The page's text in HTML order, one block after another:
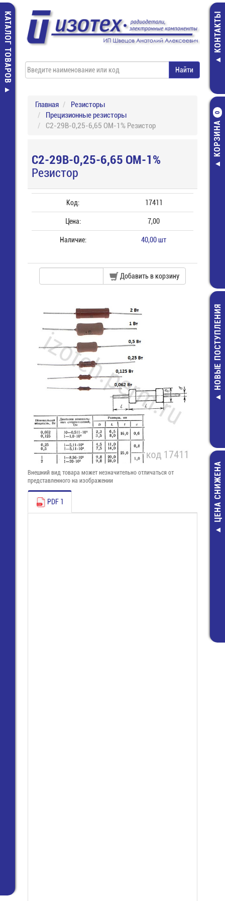
КАТАЛОГ ТОВАРОВ КОНТАКТЫ
КОРЗИНА
0
BC546B
4,00 руб.
НОВЫЕ ПОСТУПЛЕНИЯ
ЦЕНА СНИЖЕНА
Главная
Резисторы
Прецизионные резисторы
С2-29В-0,25-6,65 ОМ-1% Резистор
С2-29В-0,25-6,65 ОМ-1%
Резистор
Код: 17411
Цена: 7,00
Наличие: 40,00 шт
Добавить в корзину
Внешний вид товара может незначительно отличаться от
представленного на изображении
PDF 1